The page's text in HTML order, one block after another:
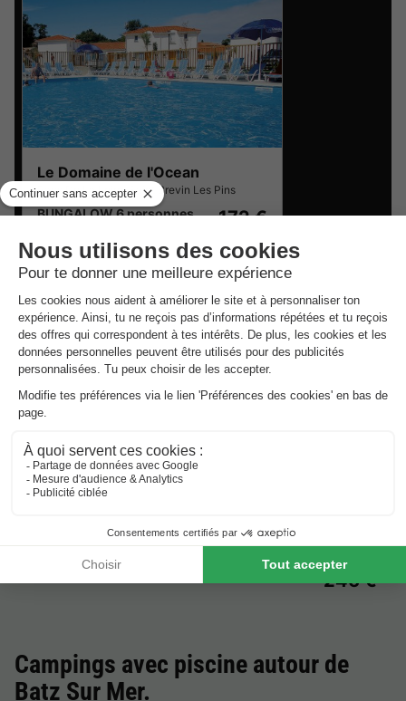
Le Domaine de l'Ocean
Pays De La Loire,Saint Brevin Les Pins
BUNGALOW 6 personnes
partir de
172 €
Campings pas chers autour de
Sur Mer.
Meilleure offrepour séjour 3 nuits
France-Pays de la loire-Saint brevin les pins
246 €
Campings avec piscine autour de
Batz Sur Mer.